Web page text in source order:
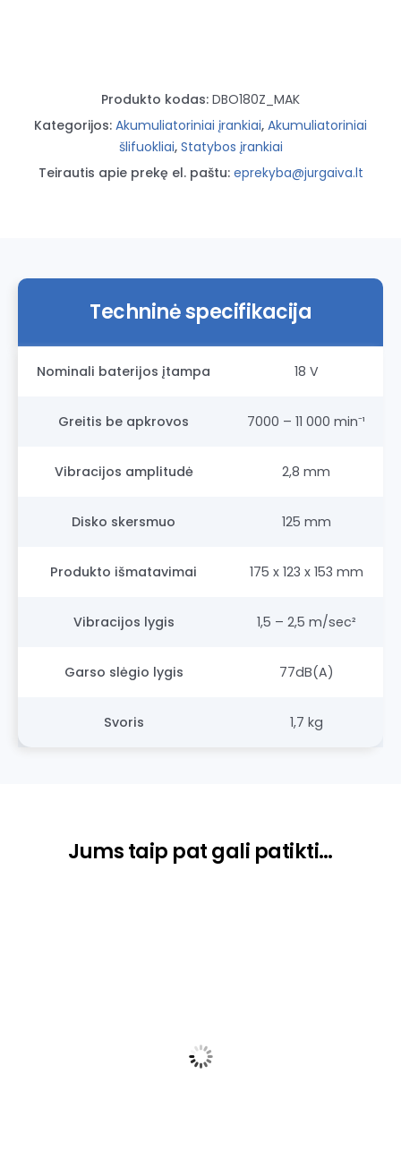
Produkto kodas: DBO180Z_MAK
Kategorijos: Akumuliatoriniai įrankiai, Akumuliatoriniai
šlifuokliai, Statybos įrankiai
Teirautis apie prekę el. paštu: eprekyba@jurgaiva.lt
Techninė specifikacija
Nominali baterijos įtampa 18 V
Greitis be apkrovos 7000 – 11 000 min⁻¹
Vibracijos amplitudė 2,8 mm
Disko skersmuo 125 mm
Produkto išmatavimai 175 x 123 x 153 mm
Vibracijos lygis 1,5 – 2,5 m/sec²
Garso slėgio lygis 77dB(A)
Svoris 1,7 kg
Jums taip pat gali patikti…